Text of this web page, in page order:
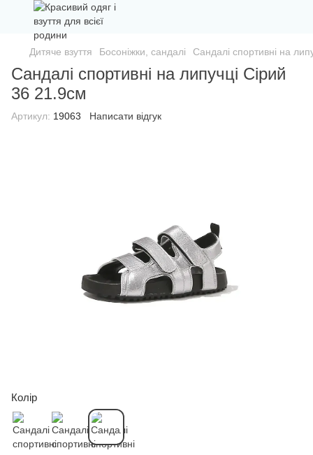
Дитяче взуття Босоніжки, сандалі Сандалі спортивні на
Сандалі спортивні на липучці Сірий
36 21.9см
Артикул: 19063 Написати відгук
Колір